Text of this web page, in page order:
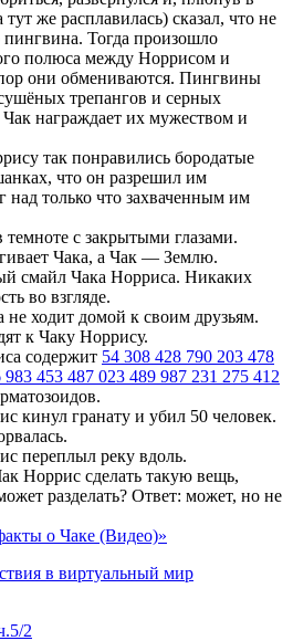
тут же расплавилась) сказал, что не
пингвина. Тогда произошло
полюса между Норрисом и
они обмениваются. Пингвины
трепангов и серных
Чак награждает их мужеством и
так понравились бородатые
что он разрешил им
над только что захваченным им
с закрытыми глазами.
Чака, а Чак — Землю.
смайл Чака Норриса. Никаких
во взгляде.
не ходит домой к своим друзьям.
к Чаку Норрису.
содержит 54 308 428 790 203 478
453 487 023 489 987 231 275 412
кинул гранату и убил 50 человек.
переплыл реку вдоль.
Норрис сделать такую вещь,
разделать? Ответ: может, но не
о Чаке (Видео)»
в виртуальный мир
2